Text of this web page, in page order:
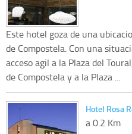
Este hotel goza de una
de Compostela. Con una
acceso agil a la Plaza del
de Compostela y a la Plaza ...
Hotel Rosa
a 0.2 Km